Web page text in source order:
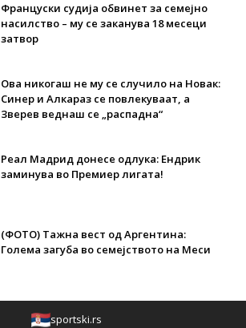
Француски судија обвинет за семејно
насилство – му се заканува 18 месеци
затвор
Ова никогаш не му се случило на Новак:
Синер и Алкараз се повлекуваат, а
Зверев веднаш се „распадна“
Реал Мадрид донесе одлука: Eндрик
заминува во Премиер лигата!
(ФОТО) Тажна вест од Аргентина:
Голема загуба во семејството на Меси
sportski.rs